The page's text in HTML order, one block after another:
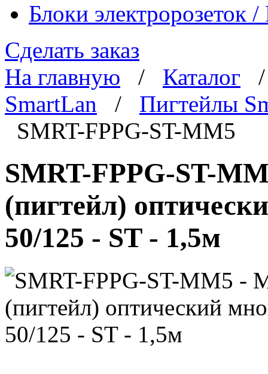
Блоки электророзеток
Сделать заказ
На главную / Каталог
SmartLan / Пигтейлы
SMRT-FPPG-ST-MM5
SMRT-FPPG-ST-
(пигтейл)
50/125 - ST - 1,5м